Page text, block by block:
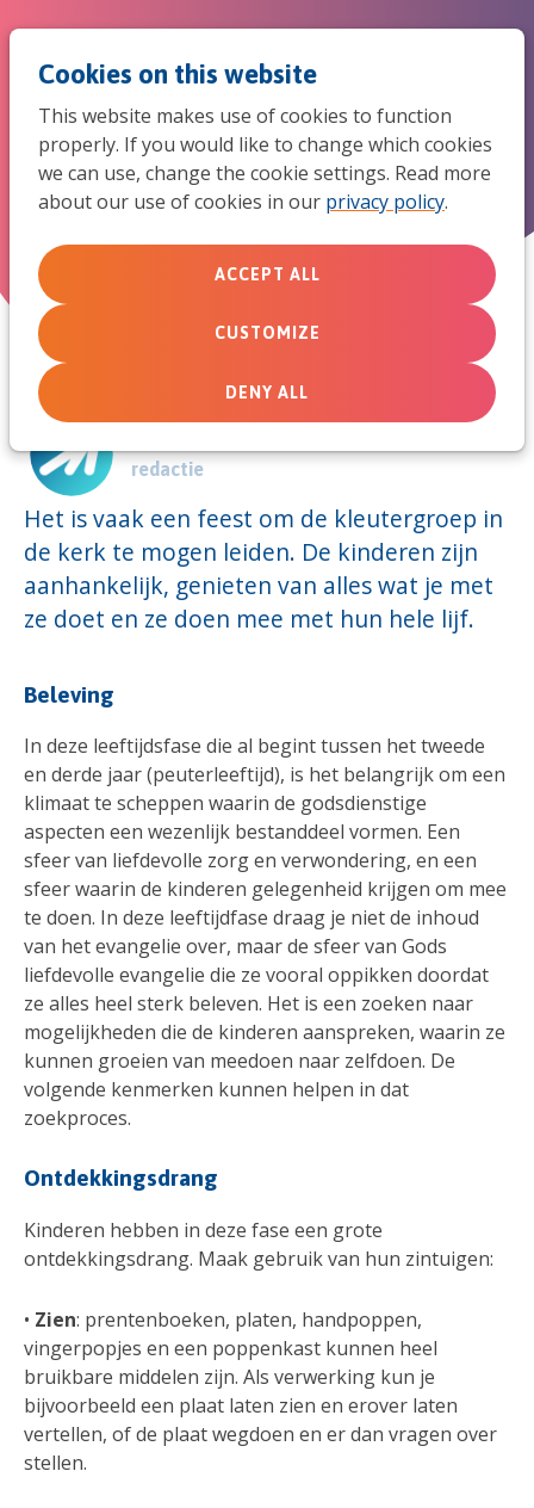
Cookies on this website
This website makes use of cookies to function
properly. If you would like to change which cookies
we can use, change the cookie settings. Read more
about our use of cookies in our privacy policy.
ACCEPT ALL
CUSTOMIZE
DENY ALL
Kleuters in de kerk
December 22, 2011
redactie
Het is vaak een feest om de kleutergroep in
de kerk te mogen leiden. De kinderen zijn
aanhankelijk, genieten van alles wat je met
ze doet en ze doen mee met hun hele lijf.
Beleving
In deze leeftijdsfase die al begint tussen het tweede
en derde jaar (peuterleeftijd), is het belangrijk om een
klimaat te scheppen waarin de godsdienstige
aspecten een wezenlijk bestanddeel vormen. Een
sfeer van liefdevolle zorg en verwondering, en een
sfeer waarin de kinderen gelegenheid krijgen om mee
te doen. In deze leeftijdfase draag je niet de inhoud
van het evangelie over, maar de sfeer van Gods
liefdevolle evangelie die ze vooral oppikken doordat
ze alles heel sterk beleven. Het is een zoeken naar
mogelijkheden die de kinderen aanspreken, waarin ze
kunnen groeien van meedoen naar zelfdoen. De
volgende kenmerken kunnen helpen in dat
zoekproces.
Ontdekkingsdrang
Kinderen hebben in deze fase een grote
ontdekkingsdrang. Maak gebruik van hun zintuigen:
• Zien: prentenboeken, platen, handpoppen,
vingerpopjes en een poppenkast kunnen heel
bruikbare middelen zijn. Als verwerking kun je
bijvoorbeeld een plaat laten zien en erover laten
vertellen, of de plaat wegdoen en er dan vragen over
stellen.